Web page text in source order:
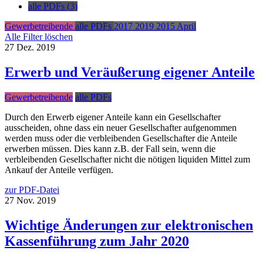
alle PDFs (3)
Gewerbetreibende alle PDFs 2017 2019 2015 April
Alle Filter löschen
27 Dez. 2019
Erwerb und Veräußerung eigener Anteile
Gewerbetreibende alle PDFs
Durch den Erwerb eigener Anteile kann ein Gesellschafter
ausscheiden, ohne dass ein neuer Gesellschafter aufgenommen
werden muss oder die verbleibenden Gesellschafter die Anteile
erwerben müssen. Dies kann z.B. der Fall sein, wenn die
verbleibenden Gesellschafter nicht die nötigen liquiden Mittel zum
Ankauf der Anteile verfügen.
zur PDF-Datei
27 Nov. 2019
Wichtige Änderungen zur elektronischen
Kassenführung zum Jahr 2020